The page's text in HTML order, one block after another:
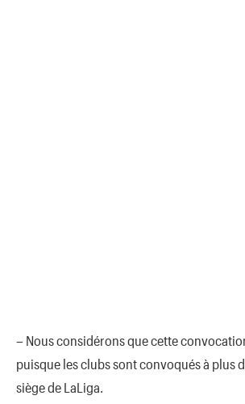
– Nous considérons que cette
puisque les clubs sont convoqués à plus
siège de LaLiga.